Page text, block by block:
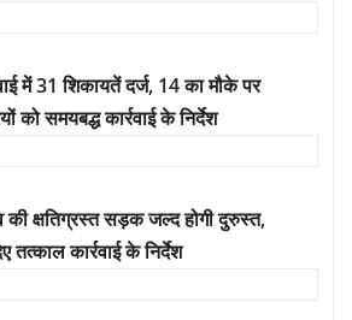
में 31 शिकायतें दर्ज, 14 का मौके पर
को समयबद्ध कार्रवाई के निर्देश
की क्षतिग्रस्त सड़क जल्द होगी दुरुस्त,
तत्काल कार्रवाई के निर्देश